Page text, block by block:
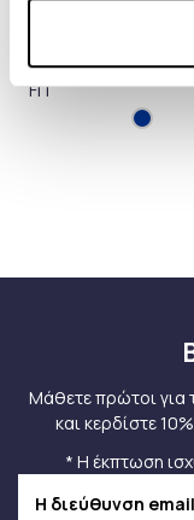
ΛΙΝΟ TAPERED
FIT
Μάθετε πρώτοι για
και κερδίστε
* Η έκπτωση